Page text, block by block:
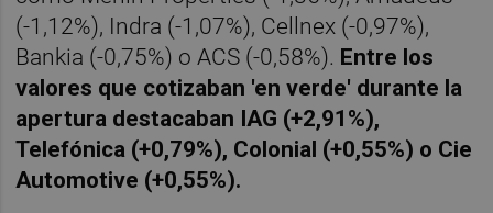
(-1,12%), Indra (-1,07%), Cellnex (-0,97%),
Bankia (-0,75%) o ACS (-0,58%). Entre los
valores que cotizaban 'en verde' durante la
apertura destacaban IAG (+2,91%),
Telefónica (+0,79%), Colonial (+0,55%) o Cie
Automotive (+0,55%).